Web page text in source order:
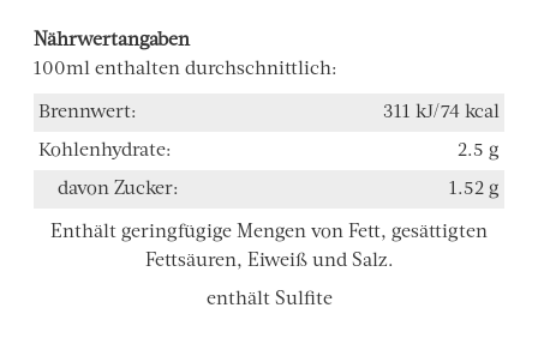
Nährwertangaben
100ml enthalten durchschnittlich:
Brennwert:
311 kJ/74 kcal
Kohlenhydrate:
2.5 g
davon Zucker:
1.52 g
Enthält geringfügige Mengen von Fett, gesättigten
Fettsäuren, Eiweiß und Salz.
enthält Sulfite